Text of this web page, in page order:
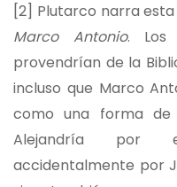
[2] Plutarco narra
Marco Antonio. Los
provendrían de la
incluso que Marco
como una forma
Alejandría por
accidentalmente por